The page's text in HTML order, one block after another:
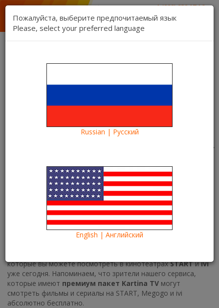
1 (888) 832 17 16
1 (888) 827 06 06
техническая поддержка
Связь Регистрация Вход
Kartina TV Brooklyn
Категории
Что посмотреть?
Летние новинки на START и ivi
для зрителей Kartina TV
26.07.2019 Kartina TV Brooklyn 5325
Что посмотреть? What to see?
Лето в самом разгаре, и новинки кино для наших зрителей –
которые вы можете посмотреть в кинотеатрахSTARTиivi
уже сегодня. Напоминаем, что зрители нашего сервиса,
которые имеют премиум пакет Kartina TV могут
смотреть фильмы и сериалы на START, Megogo и ivi
абсолютно бесплатно.
Пожалуйста, выберите предпочитаемый язык
Please, select your preferred language
Russian | Русский
English | Английский